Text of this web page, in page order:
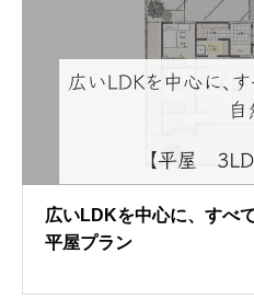
広いLDKを中心に、すべ
平屋プラン